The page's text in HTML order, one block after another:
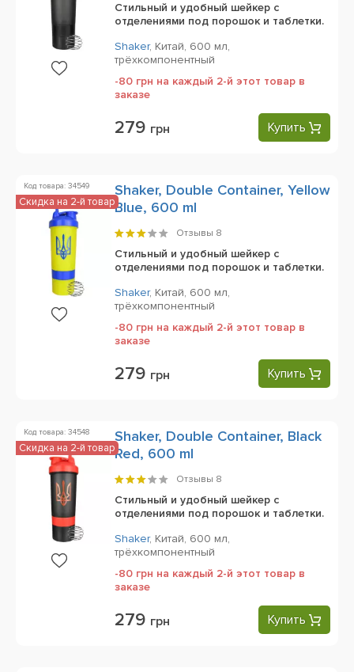
Стильный и удобный шейкер с
отделениями под порошок и таблетки.
Shaker, Китай, 600 мл,
трёхкомпонентный
-80 грн на каждый 2-й этот товар в
заказе
279 грн Купить
Код товара: 34549
Shaker, Double Container, Yellow
Blue, 600 ml
Отзывы 8
Стильный и удобный шейкер с
отделениями под порошок и таблетки.
Shaker, Китай, 600 мл,
трёхкомпонентный
-80 грн на каждый 2-й этот товар в
заказе
279 грн Купить
Скидка на 2-й товар
Код товара: 34548
Shaker, Double Container, Black
Red, 600 ml
Отзывы 8
Стильный и удобный шейкер с
отделениями под порошок и таблетки.
Shaker, Китай, 600 мл,
трёхкомпонентный
-80 грн на каждый 2-й этот товар в
заказе
279 грн Купить
Скидка на 2-й товар